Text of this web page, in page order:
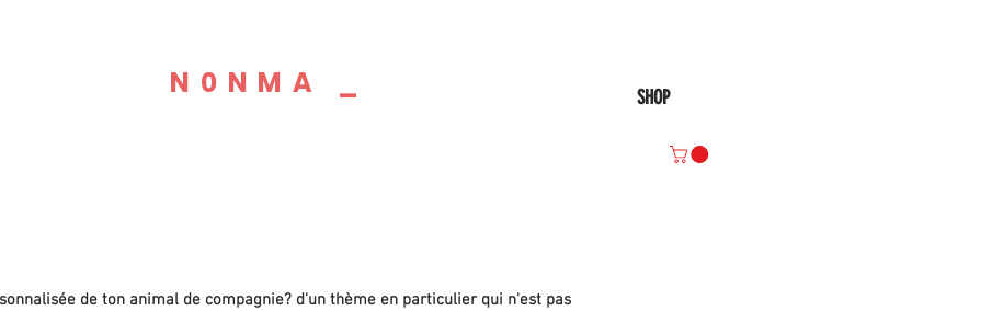
N0NMA _ SHOP
de ton animal de compagnie? d'un thème en particulier qui n'est pas